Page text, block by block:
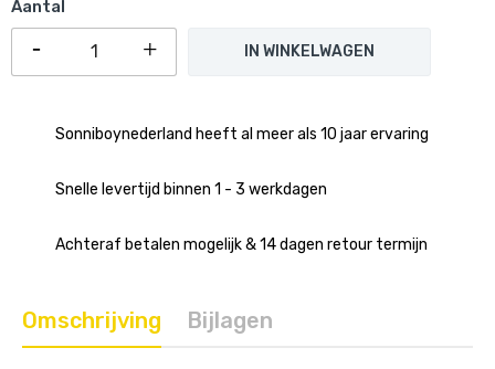
Aantal
IN WINKELWAGEN
Sonniboynederland heeft al meer als 10 jaar ervaring
Snelle levertijd binnen 1 - 3 werkdagen
Achteraf betalen mogelijk & 14 dagen retour termijn
Omschrijving Bijlagen